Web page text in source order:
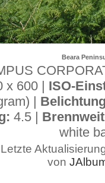
Beara
x 600 | ISO-
|
4.5 |
white
Letzte
von